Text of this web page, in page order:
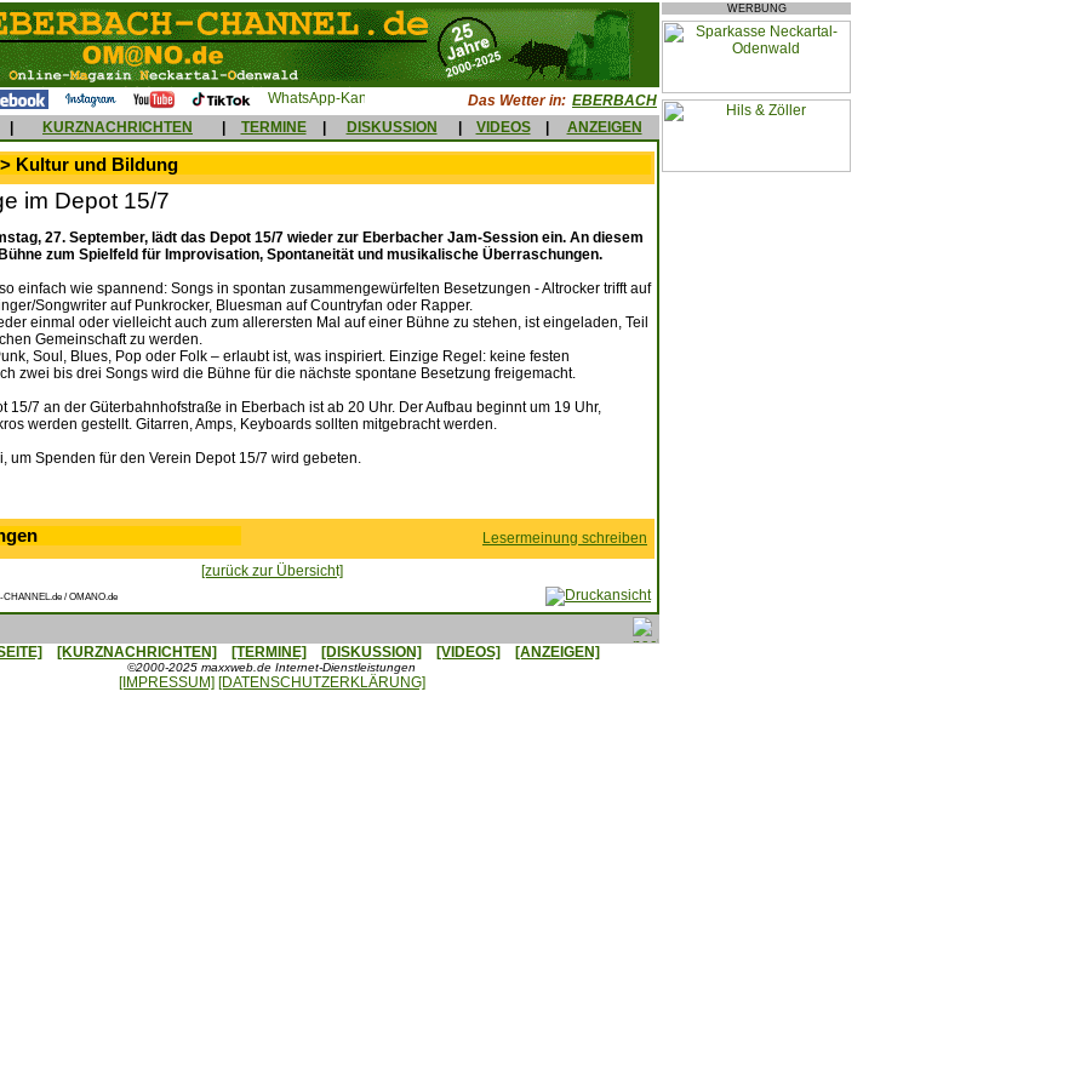
Das Wetter in: EBERBACH
KURZNACHRICHTEN TERMINE DISKUSSION VIDEOS ANZEIGEN
Kultur und Bildung
im Depot 15/7
27. September, lädt das Depot 15/7 wieder zur Eberbacher Jam-Session ein. An diesem
zum Spielfeld für Improvisation, Spontaneität und musikalische Überraschungen.
einfach wie spannend: Songs in spontan zusammengewürfelten Besetzungen - Altrocker trifft auf
Songwriter auf Punkrocker, Bluesman auf Countryfan oder Rapper.
einmal oder vielleicht auch zum allerersten Mal auf einer Bühne zu stehen, ist eingeladen, Teil
Gemeinschaft zu werden.
Soul, Blues, Pop oder Folk – erlaubt ist, was inspiriert. Einzige Regel: keine festen
zwei bis drei Songs wird die Bühne für die nächste spontane Besetzung freigemacht.
15/7 an der Güterbahnhofstraße in Eberbach ist ab 20 Uhr. Der Aufbau beginnt um 19 Uhr,
werden gestellt. Gitarren, Amps, Keyboards sollten mitgebracht werden.
um Spenden für den Verein Depot 15/7 wird gebeten.
Lesermeinung schreiben
[zurück zur Übersicht]
/ OMANO.de
[KURZNACHRICHTEN] [TERMINE] [DISKUSSION] [VIDEOS] [ANZEIGEN]
©2000-2025 maxxweb.de Internet-Dienstleistungen
[IMPRESSUM] [DATENSCHUTZERKLÄRUNG]
WERBUNG